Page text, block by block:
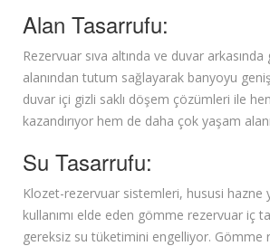
Alan Tasarrufu:
Rezervuar sıva altında ve duvar
alanından tutum sağlayarak banyoyu
duvar içi gizli saklı döşem çözümleri ile
kazandırıyor hem de daha çok yaşam
Su Tasarrufu:
Klozet-rezervuar sistemleri, hususi hazne
kullanımı elde eden gömme rezervuar iç
gereksiz su tüketimini engelliyor. Gömme